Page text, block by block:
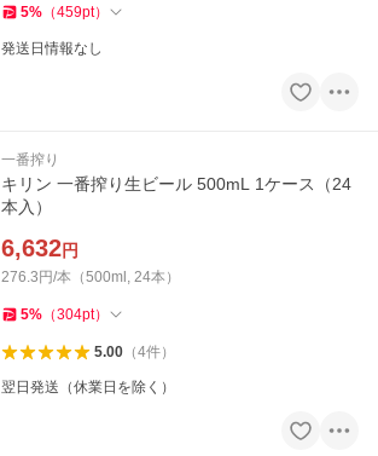
5% （459pt）
発送日情報なし
一番搾り
キリン 一番搾り生ビール 500mL 1ケース（24
本入）
6,632円
276.3円/本（500ml, 24本）
5% （304pt）
5.00（4件）
翌日発送（休業日を除く）